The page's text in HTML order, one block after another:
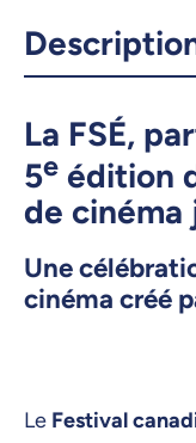
La FSÉ,
5e édition
de cinéma
Une
cinéma créé
Le Festival